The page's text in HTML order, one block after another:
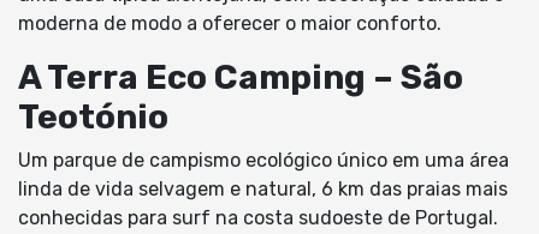
moderna de modo a oferecer o maior conforto.
A Terra Eco Camping – São
Teotónio
Um parque de campismo ecológico único em uma área
linda de vida selvagem e natural, 6 km das praias mais
conhecidas para surf na costa sudoeste de Portugal.